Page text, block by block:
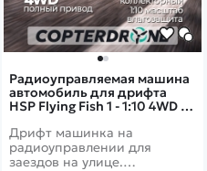
Радиоуправляемая машина
автомобиль для дрифта
HSP Flying Fish 1 - 1:10 4WD -
Дрифт машинка на
радиоуправлении для
заездов на улице.